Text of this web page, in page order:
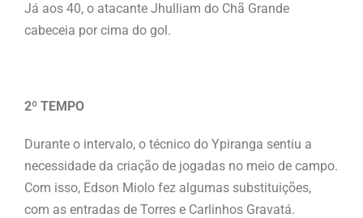
Já aos 40, o atacante Jhulliam do Chã Grande
cabeceia por cima do gol.
2º TEMPO
Durante o intervalo, o técnico do Ypiranga sentiu a
necessidade da criação de jogadas no meio de campo.
Com isso, Edson Miolo fez algumas substituições,
com as entradas de Torres e Carlinhos Gravatá.